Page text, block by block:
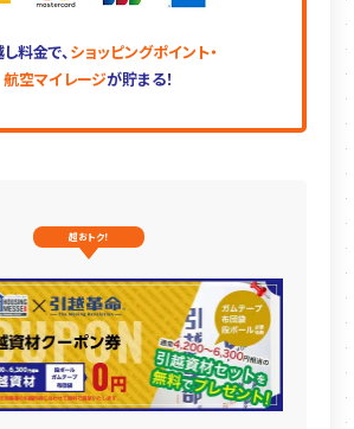
料金で、ショッピングポイント・
航空マイレージが貯まる！
超おトク！